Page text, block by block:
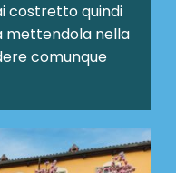
costretto quindi
mettendola nella
comunque